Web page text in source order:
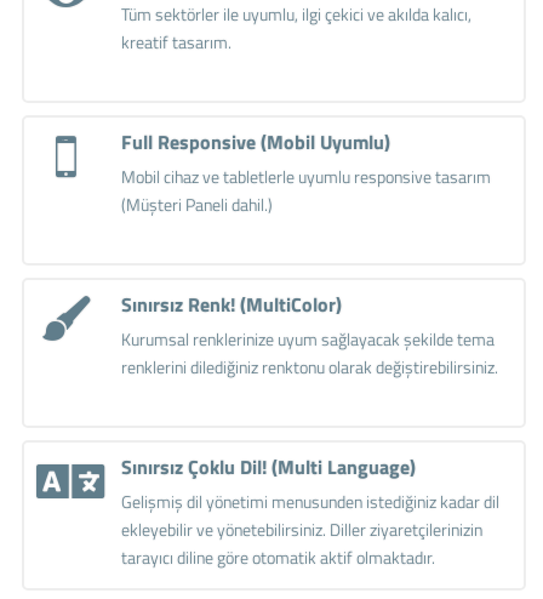
Tüm sektörler ile uyumlu, ilgi çekici ve akılda kalıcı,
kreatif tasarım.
Full Responsive (Mobil Uyumlu)
Mobil cihaz ve tabletlerle uyumlu responsive tasarım
(Müşteri Paneli dahil.)
Sınırsız Renk! (MultiColor)
Kurumsal renklerinize uyum sağlayacak şekilde tema
renklerini dilediğiniz renktonu olarak değiştirebilirsiniz.
Sınırsız Çoklu Dil! (Multi Language)
Gelişmiş dil yönetimi menusunden istediğiniz kadar dil
ekleyebilir ve yönetebilirsiniz. Diller ziyaretçilerinizin
tarayıcı diline göre otomatik aktif olmaktadır.